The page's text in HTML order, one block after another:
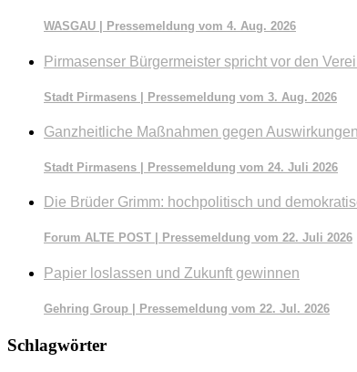
WASGAU | Pressemeldung vom 4. Aug. 2026
Pirmasenser Bürgermeister spricht vor den
Stadt Pirmasens | Pressemeldung vom 3. Aug. 2026
Ganzheitliche Maßnahmen gegen
Stadt Pirmasens | Pressemeldung vom 24. Juli 2026
Die Brüder Grimm: hochpolitisch und
Forum ALTE POST | Pressemeldung vom 22. Juli 2026
Papier loslassen und Zukunft gewinnen
Gehring Group | Pressemeldung vom 22. Jul. 2026
Schlagwörter